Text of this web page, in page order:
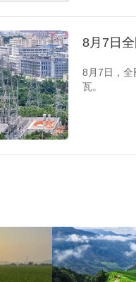
8月7日
8月7日，全
瓦。